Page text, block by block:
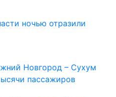
ночью отразили